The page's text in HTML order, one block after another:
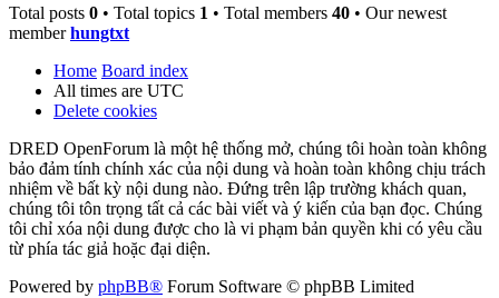
Total posts 0 • Total topics 1 • Total members 40 • Our newest
memberhungtxt
Home Board index
All times are UTC
Delete cookies
DRED OpenForum là một hệ thống mở, chúng tôi hoàn toàn không
bảo đảm tính chính xác của nội dung và hoàn toàn không chịu trách
nhiệm về bất kỳ nội dung nào. Đứng trên lập trường khách quan,
chúng tôi tôn trọng tất cả các bài viết và ý kiến của bạn đọc. Chúng
tôi chỉ xóa nội dung được cho là vi phạm bản quyền khi có yêu cầu
từ phía tác giả hoặc đại diện.
Powered by phpBB® Forum Software © phpBB Limited